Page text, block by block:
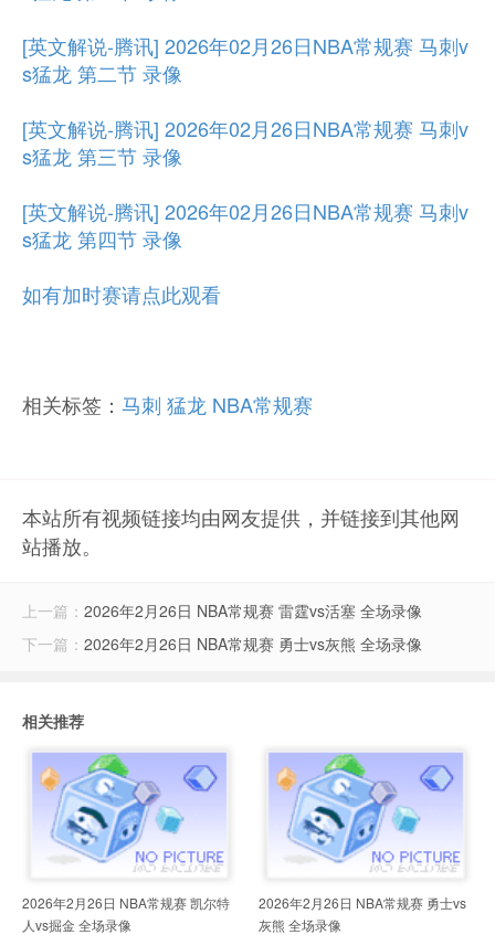
[英文解说-腾讯] 2026年02月26日NBA常规赛 马刺v
s猛龙 第二节 录像
[英文解说-腾讯] 2026年02月26日NBA常规赛 马刺v
s猛龙 第三节 录像
[英文解说-腾讯] 2026年02月26日NBA常规赛 马刺v
s猛龙 第四节 录像
如有加时赛请点此观看
相关标签： 马刺 猛龙 NBA常规赛
本站所有视频链接均由网友提供，并链接到其他网
站播放。
上一篇： 2026年2月26日 NBA常规赛 雷霆vs活塞 全场录像
下一篇： 2026年2月26日 NBA常规赛 勇士vs灰熊 全场录像
相关推荐
2026年2月26日 NBA常规赛 凯尔特
人vs掘金 全场录像
2026年2月26日 NBA常规赛 勇士vs
灰熊 全场录像